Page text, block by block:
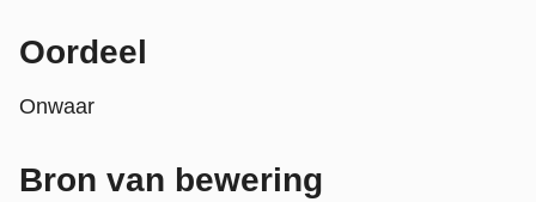
Oordeel
Onwaar
Bron van bewering